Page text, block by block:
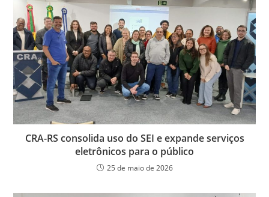
CRA-RS consolida uso do SEI e expande serviços
eletrônicos para o público
25 de maio de 2026